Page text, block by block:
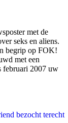
met de
seks en aliens.
begrip op FOK!
met een
februari 2007 uw
bezocht terecht